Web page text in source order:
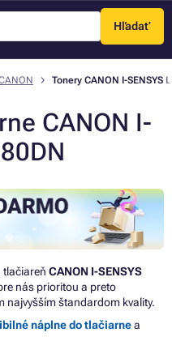
Hľadať
Menu
Tonery CANON I-SENSYS
CANON I-
tlačiareň CANON I-SENSYS
nás prioritou a preto
najvyšším štandardom kvality.
náplne do tlačiarnea